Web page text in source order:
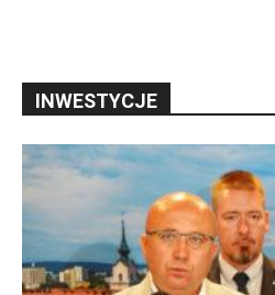
INWESTYCJE